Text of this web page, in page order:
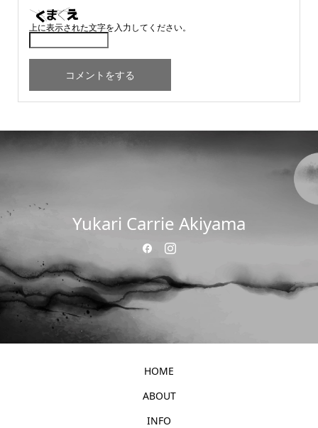
上に表示された文字を入力してください。
Yukari Carrie Akiyama
HOME
ABOUT
INFO